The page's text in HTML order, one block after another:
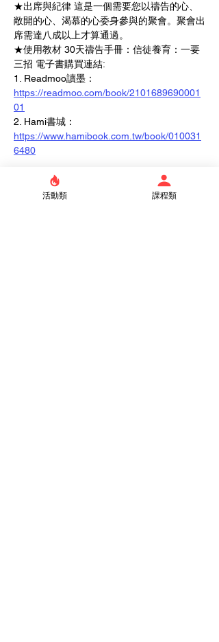
★出席與紀律 這是一個需要您以禱告的心、
敞開的心、渴慕的心委身參與的聚會。聚會出
席需達八成以上才算通過。
★使用教材 30天禱告手冊：信徒養育：一要
三招 電子書購買連結:
1. Readmoo讀墨：
https://readmoo.com/book/2101689690001
01
2. Hami書城：
https://www.hamibook.com.tw/book/010031
6480
若有疑問請洽詢佈道裝備部  張姐妹
23632096分機169  或
vivi@tlc.org.tw。
活動類 課程類